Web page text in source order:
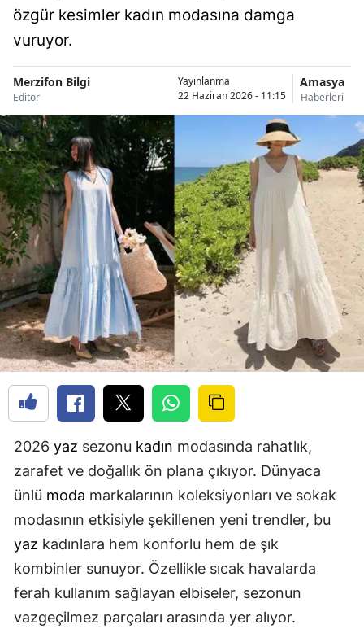
özgür kesimler kadın modasına damga
vuruyor.
Merzifon Bilgi
Editör
Yayınlanma
22 Haziran 2026 - 11:15
Amasya
Haberleri
2026 yaz sezonu kadın modasında rahatlık,
zarafet ve doğallık ön plana çıkıyor. Dünyaca
ünlü moda markalarının koleksiyonları ve sokak
modasının etkisiyle şekillenen yeni trendler, bu
yaz kadınlara hem konforlu hem de şık
kombinler sunuyor. Özellikle sıcak havalarda
ferah kullanım sağlayan elbiseler, sezonun
vazgeçilmez parçaları arasında yer alıyor.